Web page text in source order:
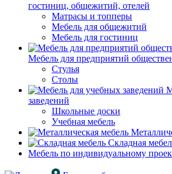
гостиниц, общежитий, отелей
Матрасы и топперы
Мебель для общежитий
Мебель для гостиниц
Мебель для предприятий
Стулья
Столы
заведений
Школьные доски
Учебная мебель
Складная
Мебель по индивидуальному